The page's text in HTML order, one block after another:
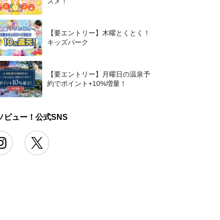
【要エントリー】木曜とくとく！
キッズパーク
【要エントリー】月曜日の温泉予
約でポイント+10%増量！
ビュー！公式SNS